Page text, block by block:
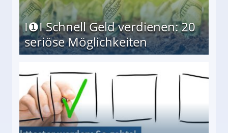
I❶I Schnell Geld verdienen: 20
seriöse Möglichkeiten